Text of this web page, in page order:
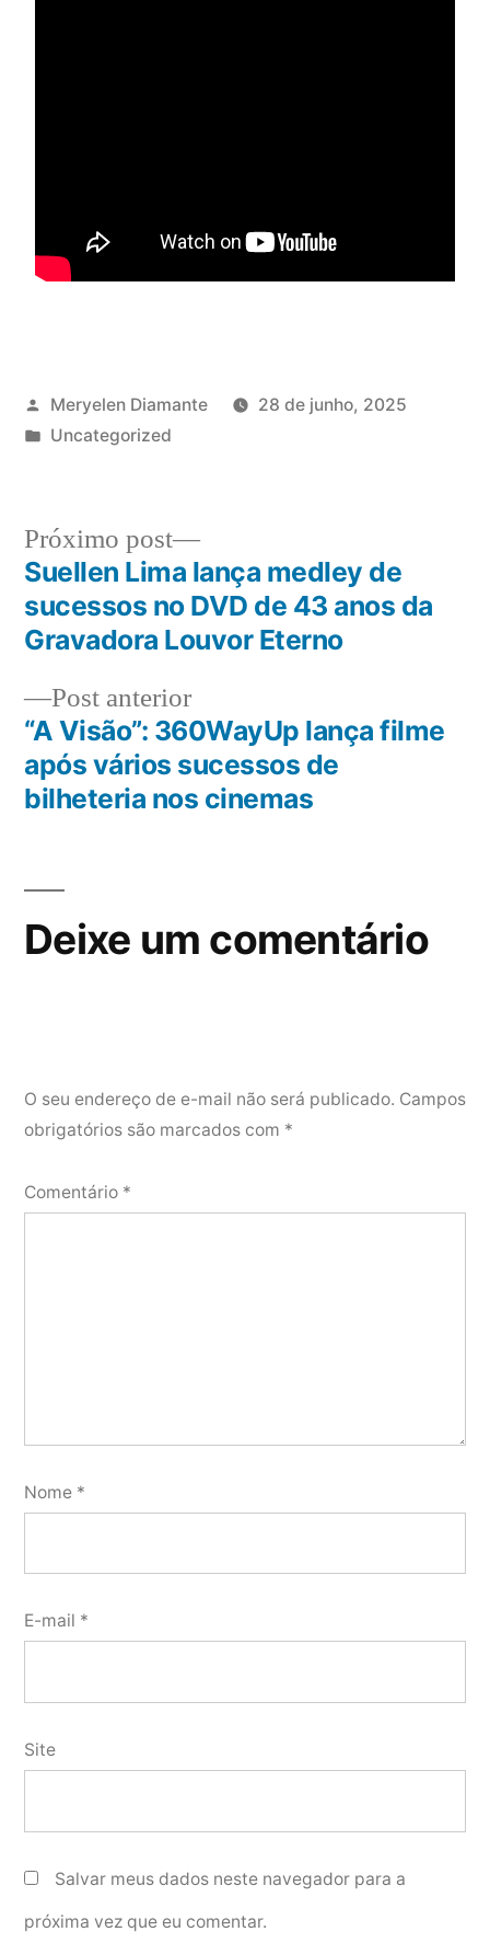
Meryelen Diamante
28 de junho, 2025
Uncategorized
Post anterior
“A Visão”: 360WayUp lança filme
após vários sucessos de
bilheteria nos cinemas
Próximo post
Suellen Lima lança medley de
sucessos no DVD de 43 anos da
Gravadora Louvor Eterno
Deixe um comentário
O seu endereço de e-mail não será publicado. Campos
obrigatórios são marcados com *
Comentário *
Nome *
E-mail *
Site
Salvar meus dados neste navegador para a
próxima vez que eu comentar.